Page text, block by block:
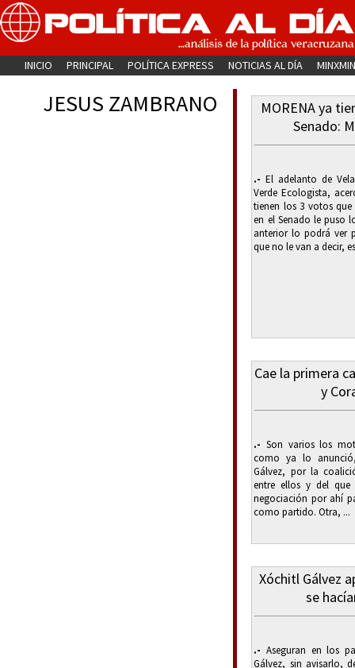
INICIO PRINCIPAL POLÍTICA EXPRESS NOTICIAS AL DÍA
JESUS ZAMBRANO
MORENA ya
Senado:
.- El adelanto de
Verde Ecologista,
tienen los 3 votos
en el Senado le puso
anterior lo podrá ver
que no le van a decir,
Cae la primera
y
.- Son varios los
como ya lo
Gálvez, por la
entre ellos y del que
negociación por ahí
como partido. Otra, ...
Xóchitl Gálvez
se
.- Aseguran en los
Gálvez, sin avisarlo,